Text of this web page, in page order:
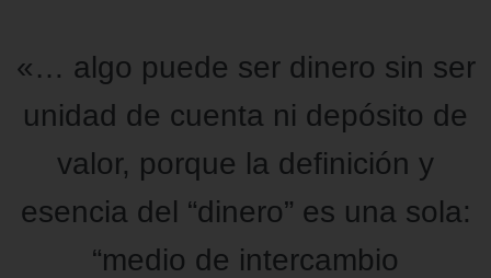
«… algo puede ser dinero sin ser
unidad de cuenta ni depósito de
valor, porque la definición y
esencia del “dinero” es una sola:
“medio de intercambio